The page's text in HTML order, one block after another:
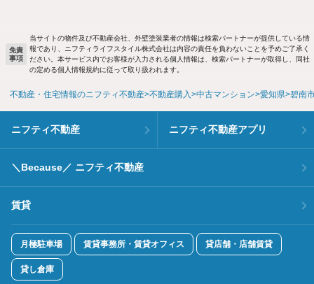
免責
事項
当サイトの物件及び不動産会社、外壁塗装業者の情報は検索パートナーが提供している情
報であり、ニフティライフスタイル株式会社は内容の責任を負わないことを予めご了承く
ださい。本サービス内でお客様が入力される個人情報は、検索パートナーが取得し、同社
の定める個人情報規約に従って取り扱われます。
不動産・住宅情報のニフティ不動産 不動産購入 中古マンション 愛知県 碧南
ニフティ不動産 ニフティ不動産アプリ
＼Because／ ニフティ不動産
賃貸
月極駐車場 賃貸事務所・賃貸オフィス 貸店舗・店舗賃貸
貸し倉庫